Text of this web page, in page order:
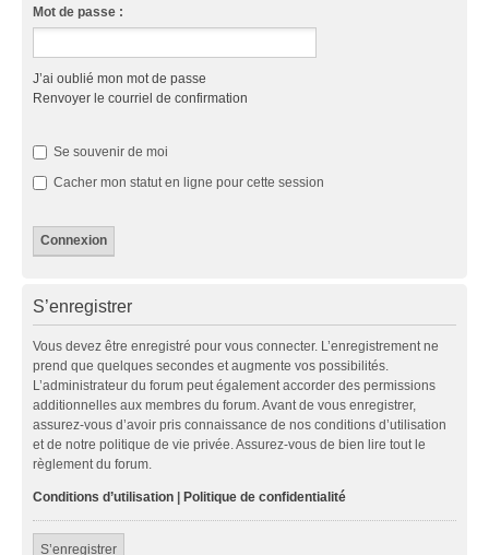
Mot de passe :
J’ai oublié mon mot de passe
Renvoyer le courriel de confirmation
Se souvenir de moi
Cacher mon statut en ligne pour cette session
S’enregistrer
Vous devez être enregistré pour vous connecter. L’enregistrement ne
prend que quelques secondes et augmente vos possibilités.
L’administrateur du forum peut également accorder des permissions
additionnelles aux membres du forum. Avant de vous enregistrer,
assurez-vous d’avoir pris connaissance de nos conditions d’utilisation
et de notre politique de vie privée. Assurez-vous de bien lire tout le
règlement du forum.
Conditions d’utilisation Politique de confidentialité
S’enregistrer